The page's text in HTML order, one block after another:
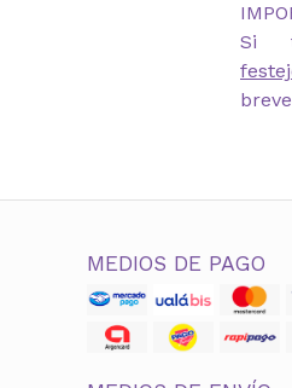
Si
MEDIOS DE PAGO